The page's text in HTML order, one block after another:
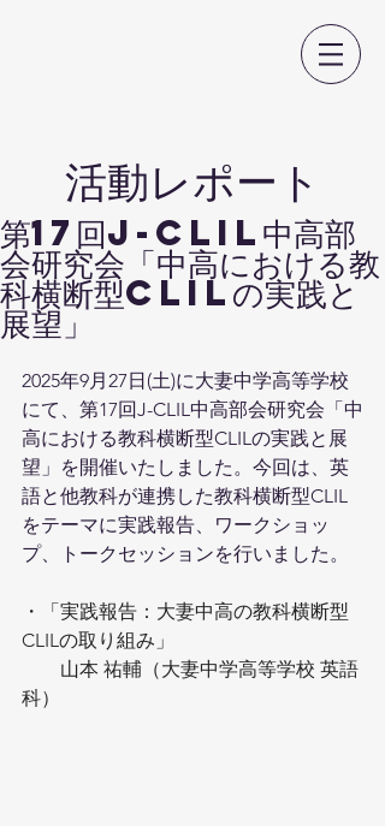
​活動レポート
第17回J-CLIL中高部
会研究会「中高における教
科横断型CLILの実践と
展望」
2025年9月27日(土)に大妻中学高等学校
にて、第17回J-CLIL中高部会研究会「中
高における教科横断型CLILの実践と展
望」を開催いたしました。今回は、英
語と他教科が連携した教科横断型CLIL
をテーマに実践報告、ワークショッ
プ、トークセッションを行いました。
・「実践報告：大妻中高の教科横断型
CLILの取り組み」
山本 祐輔（大妻中学高等学校 英語
科）